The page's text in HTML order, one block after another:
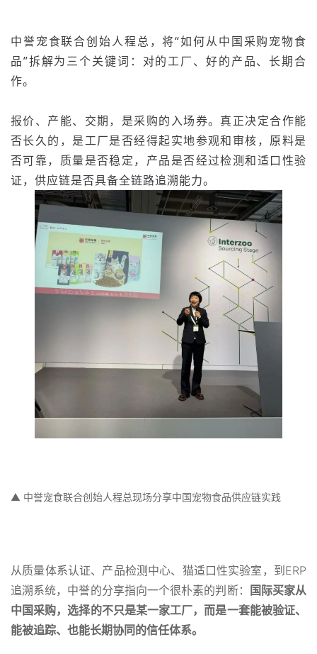
中誉宠食联合创始人程总，将“如何从中国采购宠物食
品”拆解为三个关键词：对的工厂、好的产品、长期合
作。
报价、产能、交期，是采购的入场券。真正决定合作能
否长久的，是工厂是否经得起实地参观和审核，原料是
否可靠，质量是否稳定，产品是否经过检测和适口性验
证，供应链是否具备全链路追溯能力。
▲ 中誉宠食联合创始人程总现场分享中国宠物食品供应链实践
从质量体系认证、产品检测中心、猫适口性实验室，到ERP
追溯系统，中誉的分享指向一个很朴素的判断：
国际买家从
中国采购，选择的不只是某一家工厂，而是一套能被验证、
能被追踪、也能长期协同的信任体系。